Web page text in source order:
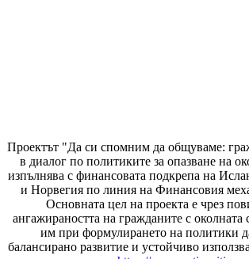
Проектът "Да си спомним да общуваме:
в диалог по политиките за опазване на
изпълнява с финансовата подкрепа на
и Норвегия по линия на Финансовия
Основната цел на проекта е чрез
ангажираността на гражданите с околната
им при формулирането на политики
балансирано развитие и устойчиво